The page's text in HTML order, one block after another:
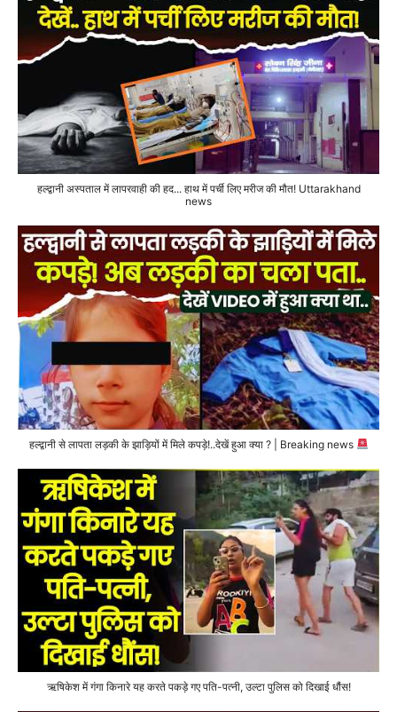
हल्द्वानी अस्पताल में लापरवाही की हद... हाथ में पर्ची लिए मरीज की मौत! Uttarakhand
news
हल्द्वानी से लापता लड़की के झाड़ियों में मिले कपड़े!..देखें हुआ क्या ? | Breaking news
ऋषिकेश में गंगा किनारे यह करते पकड़े गए पति-पत्नी, उल्टा पुलिस को दिखाई धौंस!